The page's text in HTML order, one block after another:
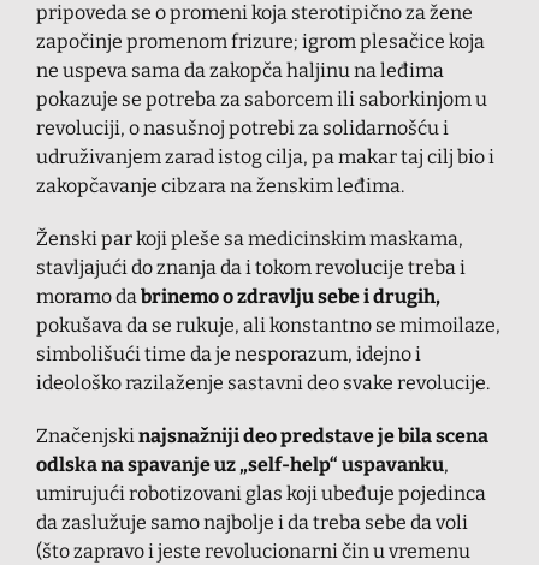
pripoveda se o promeni koja sterotipično za žene
započinje promenom frizure; igrom plesačice koja
ne uspeva sama da zakopča haljinu na leđima
pokazuje se potreba za saborcem ili saborkinjom u
revoluciji, o nasušnoj potrebi za solidarnošću i
udruživanjem zarad istog cilja, pa makar taj cilj bio i
zakopčavanje cibzara na ženskim leđima.
Ženski par koji pleše sa medicinskim maskama,
stavljajući do znanja da i tokom revolucije treba i
moramo dabrinemo o zdravlju sebe i drugih,
pokušava da se rukuje, ali konstantno se mimoilaze,
simbolišući time da je nesporazum, idejno i
ideološko razilaženje sastavni deo svake revolucije.
Značenjskinajsnažniji deo predstave je bila scena
odlska na spavanje uz „self-help“ uspavanku,
umirujući robotizovani glas koji ubeđuje pojedinca
da zaslužuje samo najbolje i da treba sebe da voli
(što zapravo i jeste revolucionarni čin u vremenu